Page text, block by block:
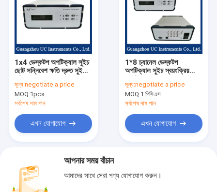
1x4 ডেস্কটপ অপটিক্যাল সুইচ
ছোট সন্নিবেশ ক্ষতি দ্রুত সুইচিং
মূল্য:negotiate a price
MOQ:1pcs
সর্বশেষ দাম পান
এখন যোগাযোগ
1*8 চ্যানেল ডেস্কটপ
অপটিক্যাল সুইচ স্বয়ংক্রিয়
মূল্য:negotiate a price
MOQ:1 পিসিএস
সর্বশেষ দাম পান
এখন যোগাযোগ
আপনার সময় বাঁচান
আমাদের সাথে সেরা পণ্য যোগাযোগ করুন।